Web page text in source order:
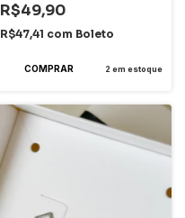
R$49,90
R$47,41 com Boleto
2 em estoque